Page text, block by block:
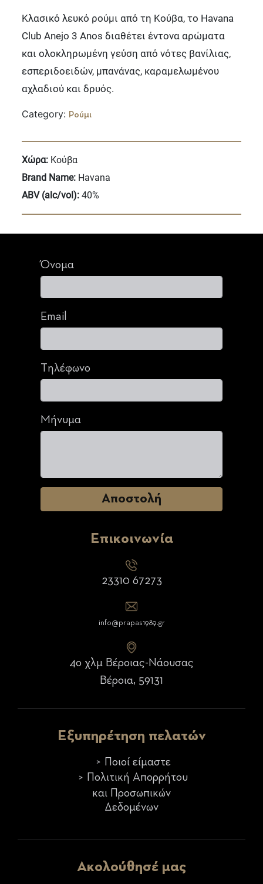
Κλασικό λευκό ρούμι από τη Κούβα, το Havana
Club Anejo 3 Anos διαθέτει έντονα αρώματα
και ολοκληρωμένη γεύση από νότες βανίλιας,
εσπεριδοειδών, μπανάνας, καραμελωμένου
αχλαδιού και δρυός.
Category: Ρούμι
Χώρα: Κούβα
Brand Name: Havana
ABV (alc/vol):40%
Όνομα
Email
Τηλέφωνο
Μήνυμα
Επικοινωνία
23310 67273
info@prapas1989.gr
4ο χλμ Βέροιας-Νάουσας
Βέροια, 59131
Εξυπηρέτηση πελατών
Ποιοί είμαστε
Πολιτική Απορρήτου
και Προσωπικών
Δεδομένων
Ακολούθησέ μας